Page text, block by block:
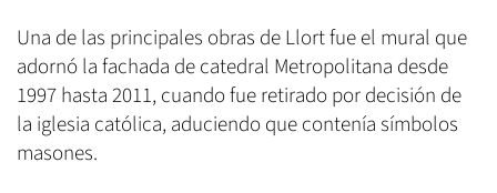
Una de las principales obras de Llort fue el mural que
adornó la fachada de catedral Metropolitana desde
1997 hasta 2011, cuando fue retirado por decisión de
la iglesia católica, aduciendo que contenía símbolos
masones.